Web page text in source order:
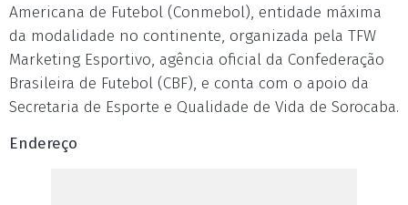
Americana de Futebol (Conmebol), entidade máxima
da modalidade no continente, organizada pela TFW
Marketing Esportivo, agência oficial da Confederação
Brasileira de Futebol (CBF), e conta com o apoio da
Secretaria de Esporte e Qualidade de Vida de Sorocaba.
Endereço